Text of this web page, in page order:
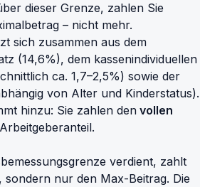
dieser Grenze, zahlen Sie
– nicht mehr.
sich zusammen aus dem
(14,6%), dem kassenindividuellen
ca. 1,7–2,5%) sowie der
von Alter und Kinderstatus).
hinzu: Sie zahlen den vollen
verdient, zahlt
nur den Max-Beitrag. Die